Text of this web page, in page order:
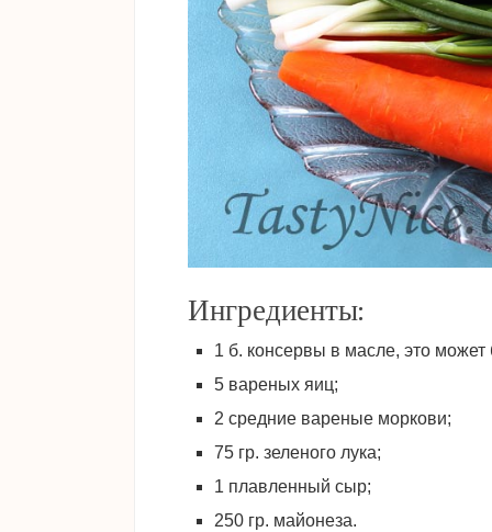
Ингредиенты:
1 б. консервы в масле, это
5 вареных яиц;
2 средние вареные моркови;
75 гр. зеленого лука;
1 плавленный сыр;
250 гр. майонеза.